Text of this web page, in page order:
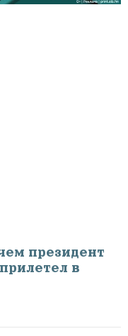
президент
в